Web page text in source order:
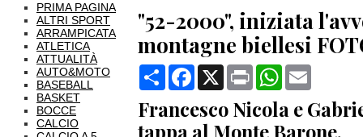
PRIMA PAGINA
ALTRI SPORT
ARRAMPICATA
ATLETICA
ATTUALITÀ
AUTO&MOTO
BASEBALL
BASKET
BOCCE
CALCIO
"52-2000", iniziata
montagne biellesi
CondividiFacebook
X Print WhatsApp
Francesco Nicola e
tappa al Monte Barone.